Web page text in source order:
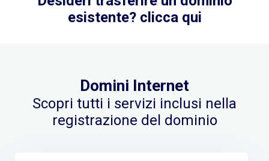
esistente? clicca qui
Domini Internet
Scopri tutti i servizi inclusi nella
registrazione del dominio